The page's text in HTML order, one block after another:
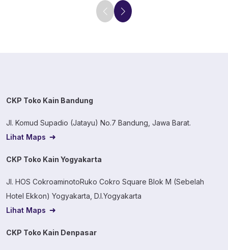
CKP Toko Kain Bandung
Jl. Komud Supadio (Jatayu) No.7 Bandung, Jawa Barat.
Lihat Maps
CKP Toko Kain Yogyakarta
Jl. HOS CokroaminotoRuko Cokro Square Blok M (Sebelah
Hotel Ekkon) Yogyakarta, D.I.Yogyakarta
Lihat Maps
CKP Toko Kain Denpasar